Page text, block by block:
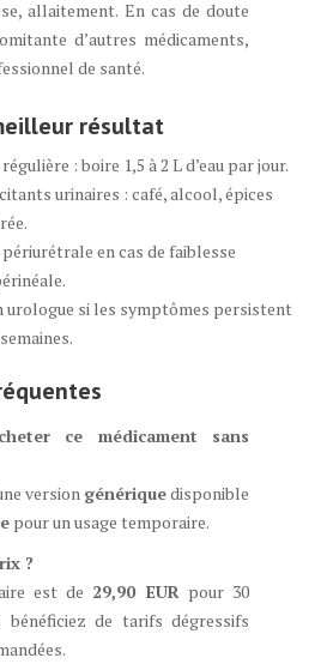
allaitement. En cas de doute
d’autres médicaments,
de santé.
résultat
: boire 1,5 à 2 L d’eau par jour.
urinaires : café, alcool, épices
en cas de faiblesse
urologue si les symptômes persistent
ce médicament sans
version génériquedisponible
pour un usage temporaire.
?
est de 29,90 EURpour 30
bénéficiez de tarifs dégressifs